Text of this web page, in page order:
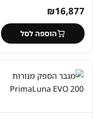
₪16,877
הוספה לסל